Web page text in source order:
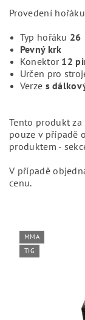
Provedení
Typ hořáku 26
Pevný krk
Konektor 12
Určen pro
Verze s
Tento produkt
pouze v případě
produktem -
V případě
cenu.
MMA
TIG